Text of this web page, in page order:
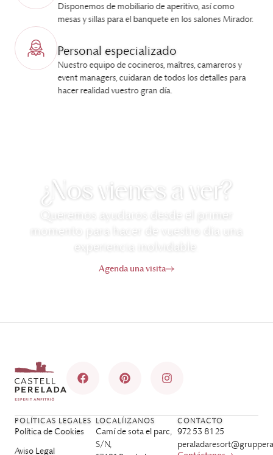
Disponemos de mobiliario de aperitivo, así como
mesas y sillas para el banquete en los salones Mirador.
Personal especializado
Nuestro equipo de cocineros, maîtres, camareros y
event managers, cuidaran de todos los detalles para
hacer realidad vuestro gran día.
¿Nos vienes a ver?
Queremos ayudaros desde el primer
momento para hacer de vuestro día una
experiencia inolvidable.
Agenda una visita
POLÍTICAS LEGALES
Política de Cookies
Aviso Legal
LOCALÍIZANOS
Camí de sota el parc,
S/N,
CONTACTO
972 53 81 25